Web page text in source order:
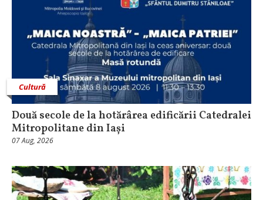
Cultură
Două secole de la hotărârea edificării Catedralei
Mitropolitane din Iași
07 Aug, 2026